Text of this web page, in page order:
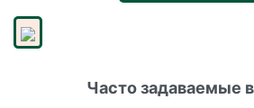
Часто задаваемые